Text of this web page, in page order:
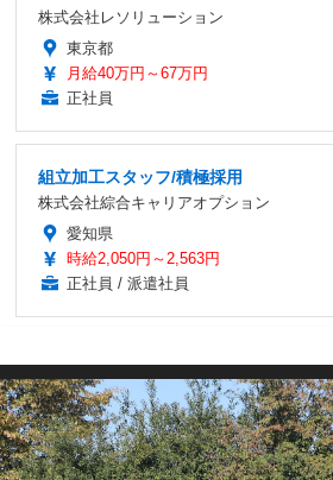
株式会社レソリューション
東京都
月給40万円～67万円
正社員
組立加工スタッフ/積極採用
株式会社綜合キャリアオプション
愛知県
時給2,050円～2,563円
正社員 / 派遣社員